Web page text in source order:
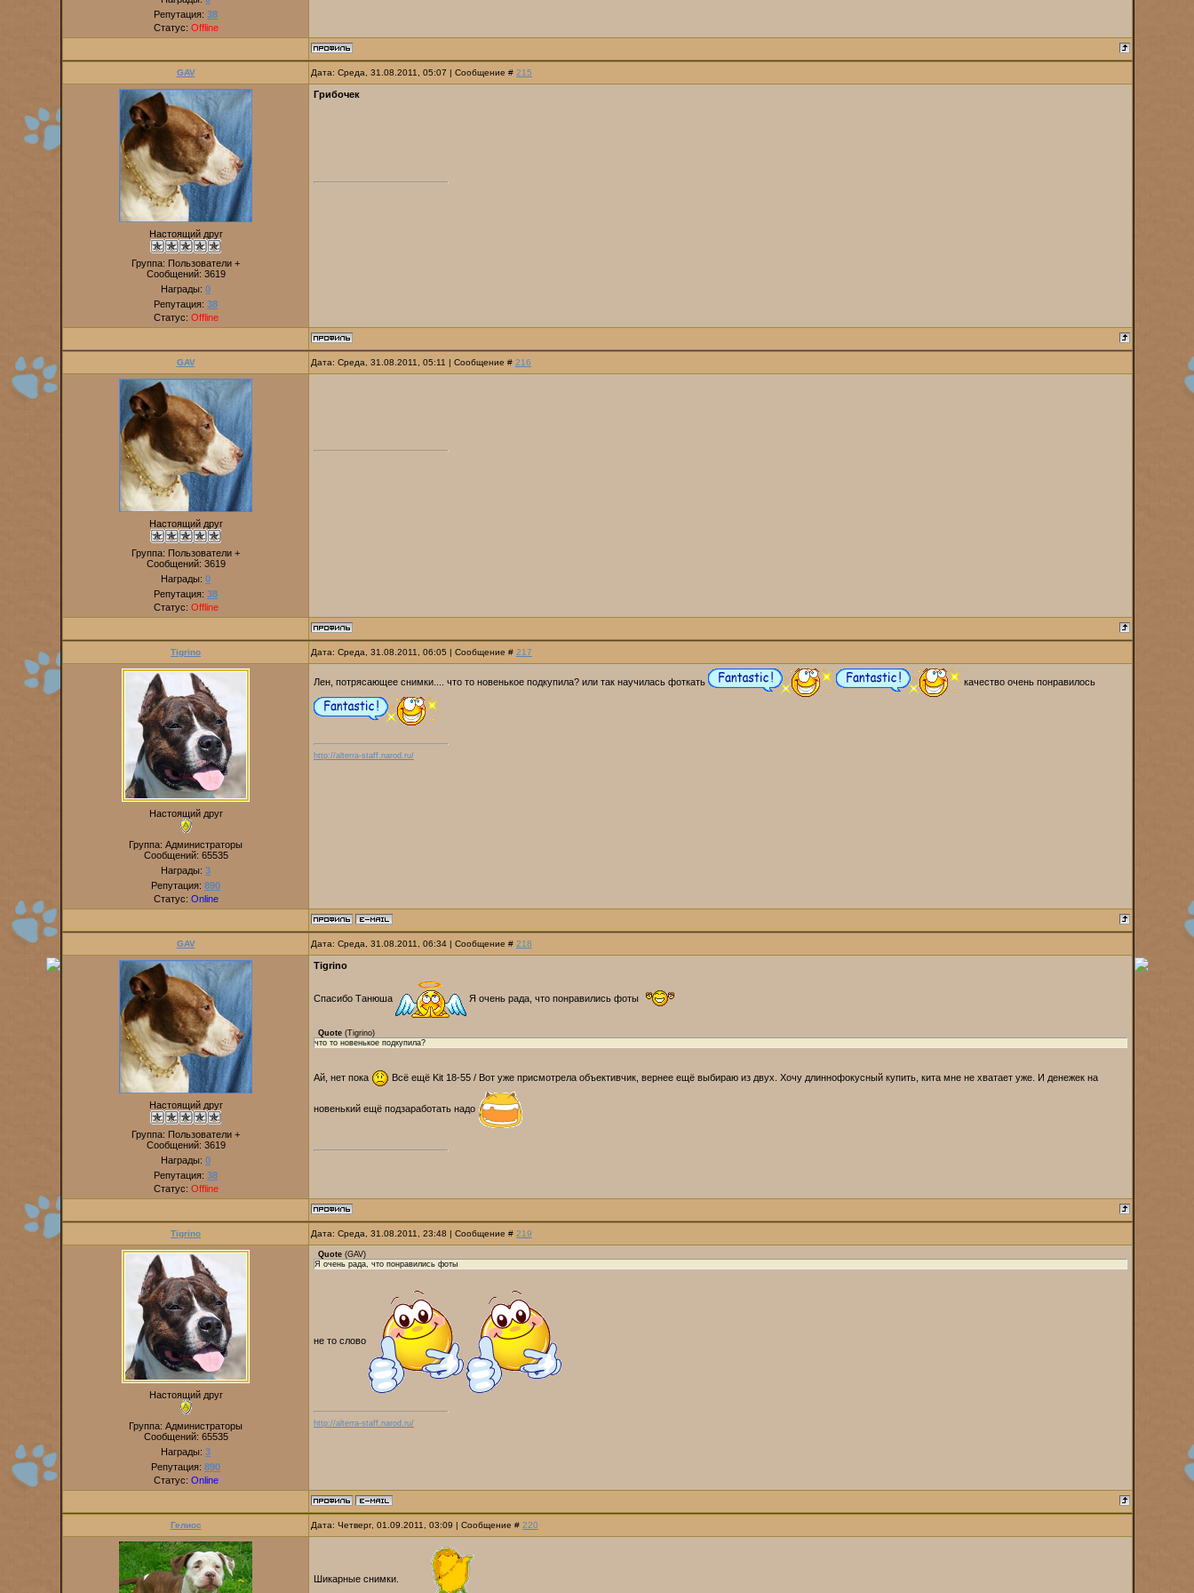
Репутация: 38
Статус: Offline
GAV Дата: Среда, 31.08.2011, 05:07 | Сообщение # 215
Настоящий друг
Группа: Пользователи +
Сообщений: 3619
Награды: 0
Репутация: 38
Статус: Offline
Грибочек
GAV Дата: Среда, 31.08.2011, 05:11 | Сообщение # 216
Настоящий друг
Группа: Пользователи +
Сообщений: 3619
Награды: 0
Репутация: 38
Статус: Offline
Tigrino Дата: Среда, 31.08.2011, 06:05 | Сообщение # 217
Настоящий друг
Группа: Администраторы
Сообщений: 65535
Награды: 3
Репутация: 890
Статус: Online
Лен, потрясающее снимки.... что то новенькое подкупила? или так научилась фоткать качество очень понравилось
http://alterra-staff.narod.ru/
GAV Дата: Среда, 31.08.2011, 06:34 | Сообщение # 218
Настоящий друг
Группа: Пользователи +
Сообщений: 3619
Награды: 0
Репутация: 38
Статус: Offline
Tigrino
Спасибо Танюша Я очень рада, что понравились фоты
Quote (Tigrino)
что то новенькое подкупила?
Ай, нет пока Всё ещё Kit 18-55 / Вот уже присмотрела объективчик, вернее ещё выбираю из двух. Хочу длиннофокусный купить, кита мне не хватает уже. И денежек на
новенький ещё подзаработать надо
Tigrino Дата: Среда, 31.08.2011, 23:48 | Сообщение # 219
Настоящий друг
Группа: Администраторы
Сообщений: 65535
Награды: 3
Репутация: 890
Статус: Online
Quote (GAV)
Я очень рада, что понравились фоты
не то слово
http://alterra-staff.narod.ru/
Гелиос Дата: Четверг, 01.09.2011, 03:09 | Сообщение # 220
Шикарные снимки.